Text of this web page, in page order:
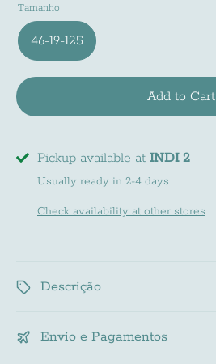
Tamanho
46-19-125
Add to Cart
Pickup available at INDI 2
Usually ready in 2-4 days
Check availability at other stores
Descrição
Envio e Pagamentos